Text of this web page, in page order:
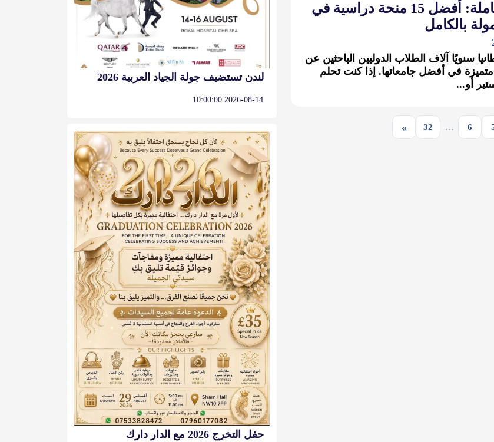
القائمة الكاملة: أفضل 15 منحة دراسية في
بالكامل
سنويًا آلاف الطلاب الدوليين الباحثين عن
في أفضل جامعاتها. إذا كنت تحلم
أو...
6
…
32
»
لندن تستضيف جولة الجياد العربية 2026
2026-08-14 10:00:00
حفل التخرج 2026 مع الدار دارك